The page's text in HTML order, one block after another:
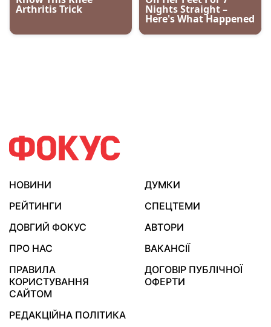
НОВИНИ
ДУМКИ
РЕЙТИНГИ
СПЕЦТЕМИ
ДОВГИЙ ФОКУС
АВТОРИ
ПРО НАС
ВАКАНСІЇ
ПРАВИЛА
КОРИСТУВАННЯ
САЙТОМ
ДОГОВІР ПУБЛІЧНОЇ
ОФЕРТИ
РЕДАКЦІЙНА ПОЛІТИКА